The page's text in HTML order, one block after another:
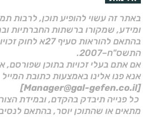
באתר זה עשוי להופיע תוכן, לרבות
ומידע, שמקורו ברשתות החברתיות
בהתאם להוראות סעיף 27א
התשס"ח–2007.
אם אתם בעלי זכויות בתוכן שפורסם,
אנא פנו אלינו באמצעות כתובת המייל
[Manager@gal-gefen.co.il]
כל פנייה תיבדק בהקדם, ובמידת
מתאים או שהתוכן יוסר, בהתאם